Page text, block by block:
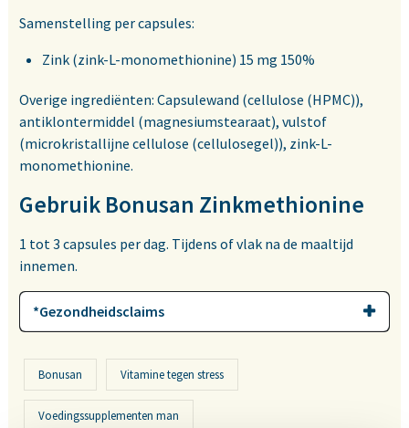
Samenstelling per capsules:
Zink (zink-L-monomethionine) 15 mg 150%
Overige ingrediënten: Capsulewand (cellulose (HPMC)),
antiklontermiddel (magnesiumstearaat), vulstof
(microkristallijne cellulose (cellulosegel)), zink-L-
monomethionine.
Gebruik Bonusan Zinkmethionine
1 tot 3 capsules per dag. Tijdens of vlak na de maaltijd
innemen.
*Gezondheidsclaims
Bonusan Vitamine tegen stress
Voedingssupplementen man